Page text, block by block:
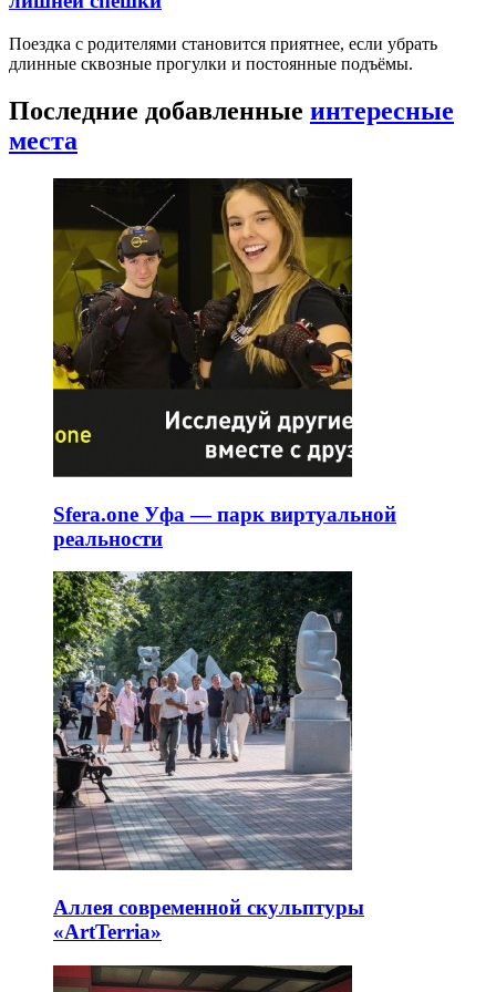
Поездка с родителями становится приятнее, если убрать
длинные сквозные прогулки и постоянные подъёмы.
Последние добавленные интересные
места
Sfera.one Уфа — парк виртуальной
реальности
Аллея современной скульптуры
«ArtTerria»